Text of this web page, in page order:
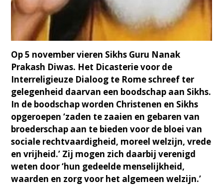
Op 5 november vieren Sikhs Guru Nanak
Prakash Diwas. Het Dicasterie voor de
Interreligieuze Dialoog te Rome schreef ter
gelegenheid daarvan een boodschap aan Sikhs.
In de boodschap worden Christenen en Sikhs
opgeroepen ‘zaden te zaaien en gebaren van
broederschap aan te bieden voor de bloei van
sociale rechtvaardigheid, moreel welzijn, vrede
en vrijheid.’ Zij mogen zich daarbij verenigd
weten door ‘hun gedeelde menselijkheid,
waarden en zorg voor het algemeen welzijn.’